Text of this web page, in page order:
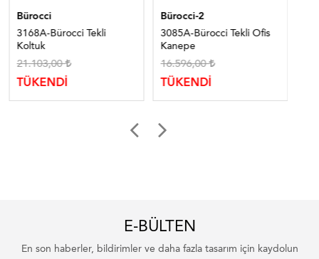
Bürocci
3168A-Bürocci Tekli
Koltuk
21.103,00
TÜKENDİ
Bürocci-2
3085A-Bürocci Tekli Ofis
Kanepe
16.596,00
TÜKENDİ
E-BÜLTEN
En son haberler, bildirimler ve daha fazla tasarım için kaydolun